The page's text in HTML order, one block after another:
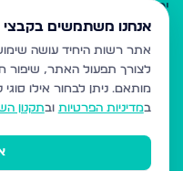
ירושלים
אלעד
גבעת זאב
בית שמש
רכסים
מודיעין עילית
אנחנו משתמשים בקבצי Cookie
לצורך תפעול האתר, שיפור
מותאם. ניתן לבחור אילו
במדיניות הפרטיות ובתקנון